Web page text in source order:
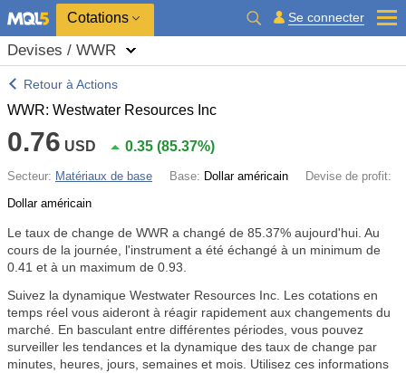
Cotations Se connecter
Devises / WWR
Retour à Actions
WWR: Westwater Resources Inc
0.76 USD 0.35 (85.37%)
Secteur: Matériaux de base Base: Dollar américain
Devise de profit:
Dollar américain
Le taux de change de WWR a changé de 85.37% aujourd'hui. Au
cours de la journée, l'instrument a été échangé à un minimum de
0.41 et à un maximum de 0.93.
Suivez la dynamique Westwater Resources Inc. Les cotations en
temps réel vous aideront à réagir rapidement aux changements du
marché. En basculant entre différentes périodes, vous pouvez
surveiller les tendances et la dynamique des taux de change par
minutes, heures, jours, semaines et mois. Utilisez ces informations